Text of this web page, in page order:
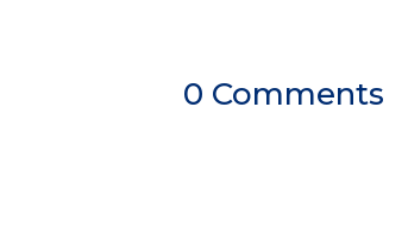
0 Comments